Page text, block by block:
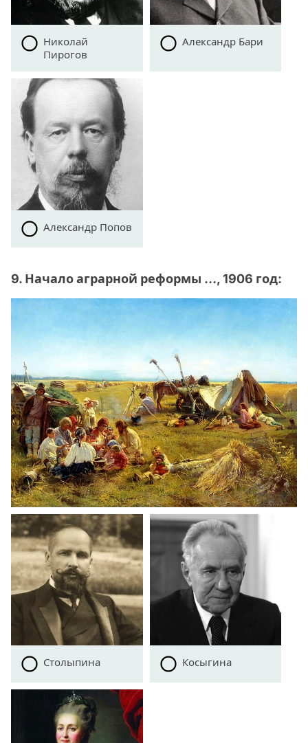
Николай
Пирогов
Александр Бари
Александр Попов
9. Начало аграрной реформы …, 1906 год:
Столыпина Косыгина